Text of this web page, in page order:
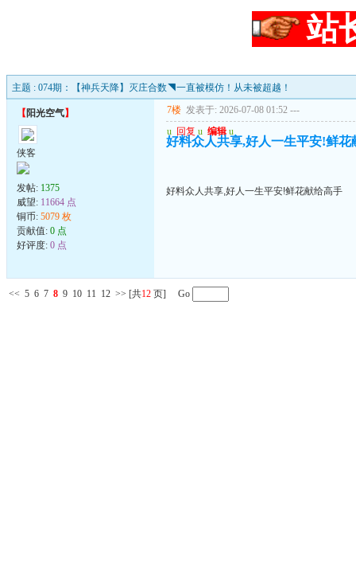
站
主题 : 074期：【神兵天降】灭庄合数◥一直被模仿！从未被超越！
【 阳光空气】
侠客
发帖: 1375
威望: 11664 点
铜币: 5079 枚
贡献值: 0 点
好评度: 0 点
7楼 发表于: 2026-07-08 01:52 ---
u 回复 u 编辑 u
好料众人共享,好人一生平安!鲜花
好料众人共享,好人一生平安!鲜花献给高手
<< 5 6 7 8 9 10 11 12 >> [共12 页] Go